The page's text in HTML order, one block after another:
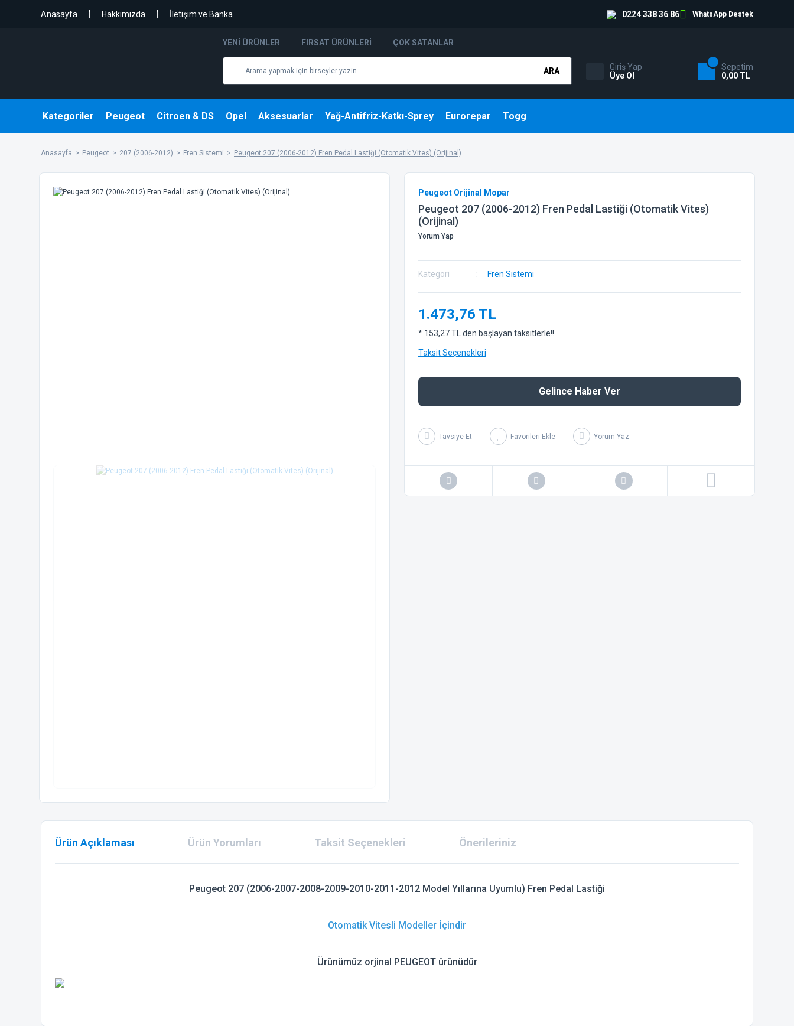
Anasayfa Hakkımızda İletişim ve Banka 0224 338 36 86 WhatsApp Destek
YENI ÜRÜNLER FIRSAT ÜRÜNLERI ÇOK SATANLAR
ARA
Giriş Yap
Üye Ol
Sepetim
0,00 TL
Kategoriler Peugeot Citroen & DS Opel Aksesuarlar Yağ-Antifriz-Katkı-Sprey Eurorepar Togg
Anasayfa Peugeot 207 (2006-2012) Fren Sistemi Peugeot 207 (2006-2012) Fren Pedal Lastiği (Otomatik Vites) (Orijinal)
Peugeot Orijinal Mopar
Peugeot 207 (2006-2012) Fren Pedal Lastiği (Otomatik Vites)
(Orijinal)
Yorum Yap
Kategori Fren Sistemi
1.473,76 TL
* 153,27 TL den başlayan taksitlerle!!
Taksit Seçenekleri
Gelince Haber Ver
Tavsiye Et Yorum Yaz
Ürün Açıklaması Ürün Yorumları Taksit Seçenekleri Önerileriniz
Peugeot 207 (2006-2007-2008-2009-2010-2011-2012 Model Yıllarına Uyumlu) Fren Pedal Lastiği
Otomatik Vitesli Modeller İçindir
Ürünümüz orjinal PEUGEOT ürünüdür